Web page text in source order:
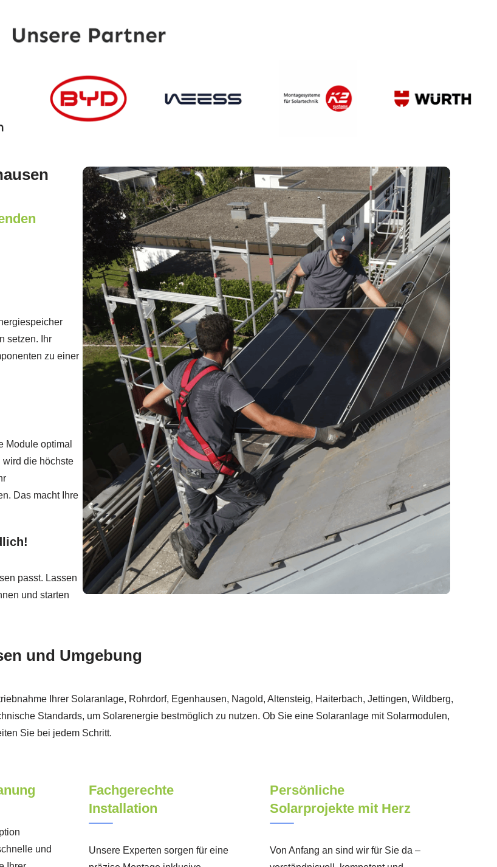
setzen. Ihr
zu einer
Module optimal
wird die höchste
Das macht Ihre
passt. Lassen
und starten
und Umgebung
Ihrer Solaranlage, Rohrdorf, Egenhausen, Nagold, Altensteig, Haiterbach, Jettingen, Wildberg,
Standards, um Solarenergie bestmöglich zu nutzen. Ob Sie eine Solaranlage mit Solarmodulen,
Sie bei jedem Schritt.
und
Fachgerechte
Installation
Unsere Experten sorgen für eine
Persönliche
Solarprojekte mit Herz
Von Anfang an sind wir für Sie da –